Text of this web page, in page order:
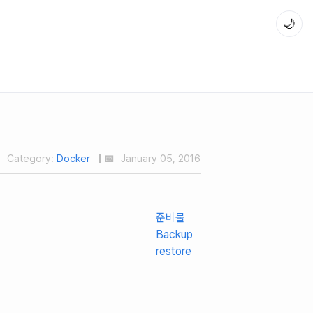
🌙
Category: Docker | 📅 January 05, 2016
준비물
Backup
restore